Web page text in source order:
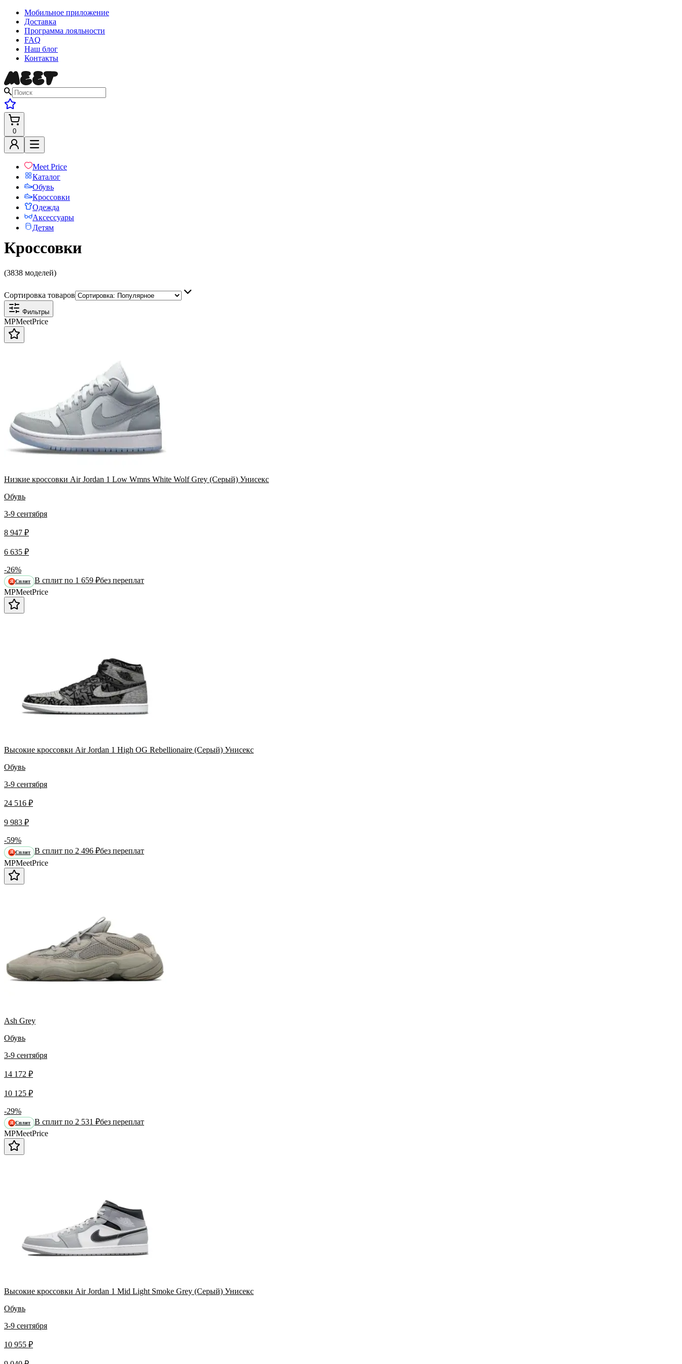
Мобильное приложение
Доставка
Программа лояльности
FAQ
Наш блог
Контакты
0
Meet Price
Каталог
Обувь
Кроссовки
Одежда
Аксессуары
Детям
Кроссовки
(3838 моделей)
Сортировка товаров
Фильтры
MPMeetPrice
Низкие кроссовки Air Jordan 1 Low Wmns White Wolf Grey (Серый) Унисекс
Обувь
3-9 сентября
8 947 ₽
6 635 ₽
-26%
Я Сплит В сплит по 1 659 ₽без переплат
MPMeetPrice
Высокие кроссовки Air Jordan 1 High OG Rebellionaire (Серый) Унисекс
Обувь
3-9 сентября
24 516 ₽
9 983 ₽
-59%
Я Сплит В сплит по 2 496 ₽без переплат
MPMeetPrice
Ash Grey
Обувь
3-9 сентября
14 172 ₽
10 125 ₽
-29%
Я Сплит В сплит по 2 531 ₽без переплат
MPMeetPrice
Высокие кроссовки Air Jordan 1 Mid Light Smoke Grey (Серый) Унисекс
Обувь
3-9 сентября
10 955 ₽